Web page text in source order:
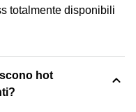
totalmente disponibili
hot